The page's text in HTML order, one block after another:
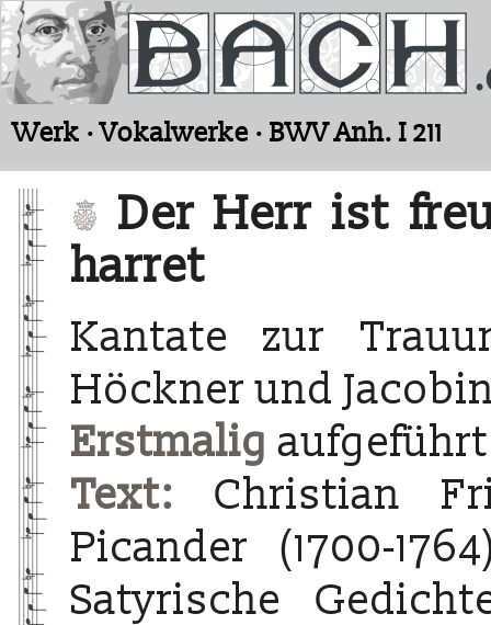
Werk · Vokalwerke · BWV Anh. I 211
Der Herr ist
harret
Kantate zur
Höckner und
Erstmalig aufgeführt
Text: Christian
Picander (1700-
Satyrische